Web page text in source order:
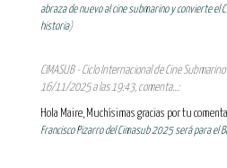
abraza de nuevo al cine submarino y convierte el
historia)
CIMASUB - Ciclo Internacional de Cine
16/11/2025 a las 19:43, comenta...:
Hola Maire, Muchísimas gracias por tu
Francisco Pizarro del Cimasub 2025 será para el